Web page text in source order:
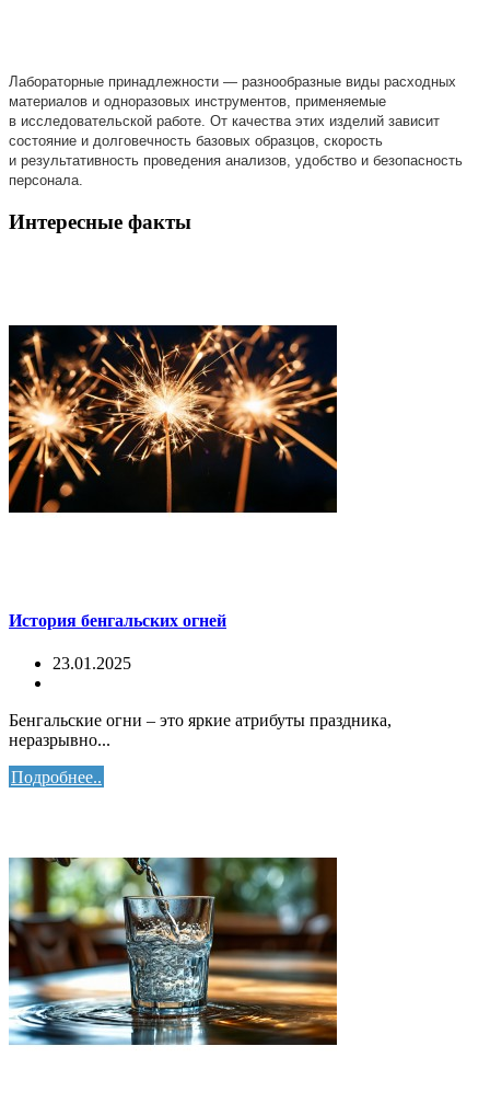
Лабораторные принадлежности — разнообразные виды расходных
материалов и одноразовых инструментов, применяемые
в исследовательской работе. От качества этих изделий зависит
состояние и долговечность базовых образцов, скорость
и результативность проведения анализов, удобство и безопасность
персонала.
Интересные факты
История бенгальских огней
23.01.2025
Бенгальские огни – это яркие атрибуты праздника,
неразрывно...
Подробнее..